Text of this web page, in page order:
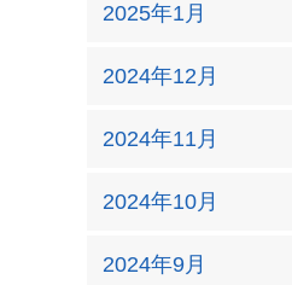
2025年1月
2024年12月
2024年11月
2024年10月
2024年9月